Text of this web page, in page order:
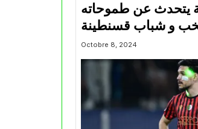
يتحدث عن طموحاته
و شباب قسنطينة
Octobre 8, 2024